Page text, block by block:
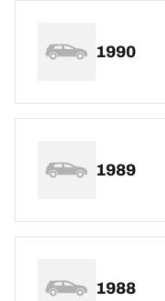
1990
1989
1988